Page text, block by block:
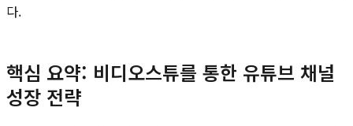
다.
핵심 요약: 비디오스튜를 통한 유튜브 채널
성장 전략